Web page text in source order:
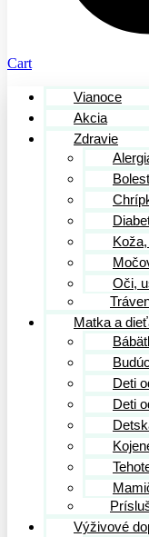
Cart
Vianoce
Akcia
Zdravie
Oči,
Matka a
Deti
Deti
Výživové